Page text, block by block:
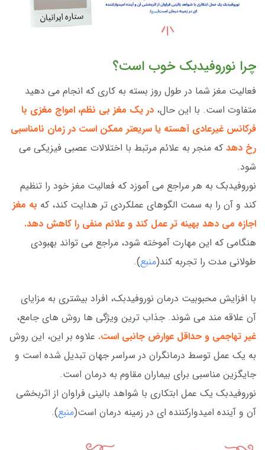
چرا نوروفیدبک خوب است؟
فعالیت مغز شما در طول روز بسته به کاری که انجام می دهید
متفاوت است. با این حال، در یک مغز بی نظم، امواج مغزی با
فرکانس غیرعادی آهسته یا سریعتر ممکن است در زمان نامناسبی
رخ دهد که منجر به علائم مرتبط با اختلالات عصبی فیزیکی می
شود.
نوروفیدبک به هر مراجع می آموزد که فعالیت مغز خود را تنظیم
کند و آن را به سمت الگوهای عملکردی تر هدایت کند، که به مغز
اجازه می دهد بهینه تر عمل کند و علائم منفی را کاهش دهد.
هنگامی که این مهارت آموخته شود، مراجع می تواند بهبودی
طولانی مدت را تجربه کند(منبع).
با افزایش محبوبیت درمان نوروفیدبک، افراد بیشتری به مزایای
آن علاقه مند می شوند. جذاب ترین ویژگی ها روش های جامع،
غیر تهاجمی و حداقل عوارض جانبی است. علاوه بر این، این روش
به یک عمل توسط درمانگران در سراسر جهان تبدیل شده است و
جایگزین مناسبی برای بیماران مقاوم به درمان است.
نوروفیدبک یک عمل ابتکاری با شواهد بالینی فراوان از اثربخشی
آن و آینده امیدوارکننده ای در زمینه درمان است(منبع).